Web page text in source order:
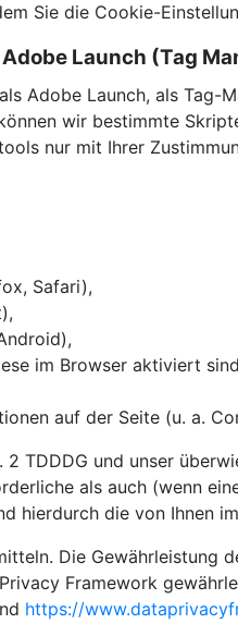
Sie die Cookie-
Launch (Tag
Adobe Launch, als
wir bestimmte
nur mit Ihrer
Safari),
im Browser aktiviert
auf der Seite (u. a.
TDDDG und unser
als auch (wenn
hierdurch die von Ihnen
Die Gewährleistung
Framework
https://